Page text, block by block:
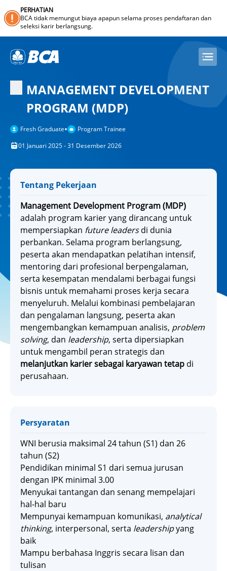
PERHATIAN
BCA tidak memungut biaya apapun selama proses pendaftaran dan
seleksi karir berlangsung.
MANAGEMENT DEVELOPMENT
PROGRAM (MDP)
Fresh Graduate•
Program Trainee
01 Januari 2025 - 31 Desember 2026
Tentang Pekerjaan
Management Development Program (MDP)
adalah program karier yang dirancang untuk
mempersiapkan future leadersdi dunia
perbankan. Selama program berlangsung,
peserta akan mendapatkan pelatihan intensif,
mentoring dari profesional berpengalaman,
serta kesempatan mendalami berbagai fungsi
bisnis untuk memahami proses kerja secara
menyeluruh. Melalui kombinasi pembelajaran
dan pengalaman langsung, peserta akan
mengembangkan kemampuan analisis, problem
solving, dan leadership, serta dipersiapkan
untuk mengambil peran strategis dan
melanjutkan karier sebagai karyawan tetap di
perusahaan.
Persyaratan
WNI berusia maksimal 24 tahun (S1) dan 26
tahun (S2)
Pendidikan minimal S1 dari semua jurusan
dengan IPK minimal 3.00
Menyukai tantangan dan senang mempelajari
hal-hal baru
Mempunyai kemampuan komunikasi, analytical
thinking, interpersonal, serta leadershipyang
baik
Mampu berbahasa Inggris secara lisan dan
tulisan